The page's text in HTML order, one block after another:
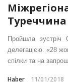
Пройшла зустріч
делегацією. «28
спілки та на
Haber 11/01/2018